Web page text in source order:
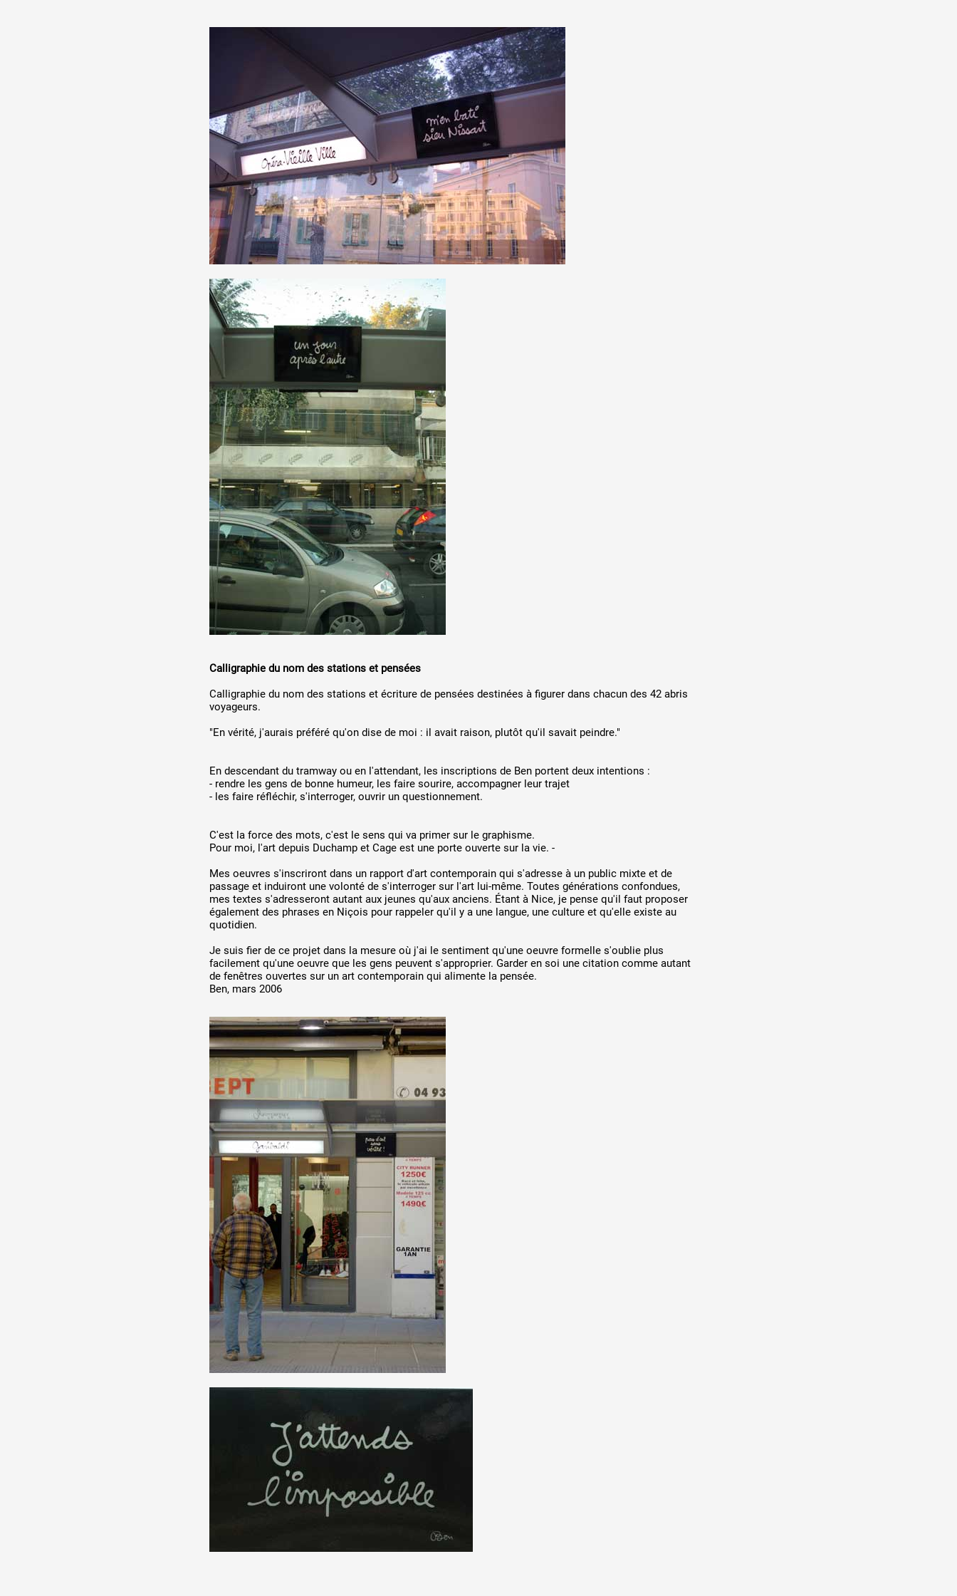
Production vidéo
1% œuvres dans l'espace public
Réseau documents d'artistes
Calligraphie du nom des stations et pensées
Calligraphie du nom des stations et écriture de pensées destinées à figurer dans chacun des 42 abris
voyageurs.
"En vérité, j'aurais préféré qu'on dise de moi : il avait raison, plutôt qu'il savait peindre."
En descendant du tramway ou en l'attendant, les inscriptions de Ben portent deux intentions :
- rendre les gens de bonne humeur, les faire sourire, accompagner leur trajet
- les faire réfléchir, s'interroger, ouvrir un questionnement.
C'est la force des mots, c'est le sens qui va primer sur le graphisme.
Pour moi, l'art depuis Duchamp et Cage est une porte ouverte sur la vie. -
Mes oeuvres s'inscriront dans un rapport d'art contemporain qui s'adresse à un public mixte et de
passage et induiront une volonté de s'interroger sur l'art lui-même. Toutes générations confondues,
mes textes s'adresseront autant aux jeunes qu'aux anciens. Étant à Nice, je pense qu'il faut proposer
également des phrases en Niçois pour rappeler qu'il y a une langue, une culture et qu'elle existe au
quotidien.
Je suis fier de ce projet dans la mesure où j'ai le sentiment qu'une oeuvre formelle s'oublie plus
facilement qu'une oeuvre que les gens peuvent s'approprier. Garder en soi une citation comme autant
de fenêtres ouvertes sur un art contemporain qui alimente la pensée.
Ben, mars 2006